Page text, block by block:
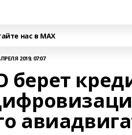
нас в MAX
2019, 07:07